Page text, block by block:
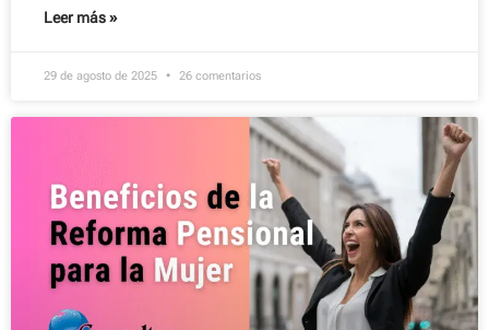
Leer más »
29 de agosto de 2025 26 comentarios